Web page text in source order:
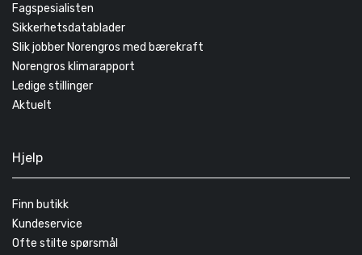
Fagspesialisten
Sikkerhetsdatablader
Slik jobber Norengros med bærekraft
Norengros klimarapport
Ledige stillinger
Aktuelt
Hjelp
Finn butikk
Kundeservice
Ofte stilte spørsmål